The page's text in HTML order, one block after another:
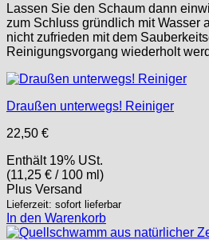
Lassen Sie den Schaum dann
zum Schluss gründlich mit Wasser
nicht zufrieden mit dem
Reinigungsvorgang wiederholt
Draußen unterwegs! Reiniger
22,50 €
Enthält 19% USt.
(11,25 € / 100 ml)
Plus Versand
Lieferzeit: sofort lieferbar
In den Warenkorb